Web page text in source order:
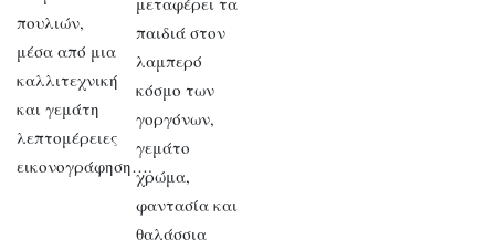
πουλιών,
μέσα από μια
καλλιτεχνική
και γεμάτη
λεπτομέρειες
εικονογράφηση….
παιδιά στον
λαμπερό
κόσμο των
γοργόνων,
γεμάτο
χρώμα,
φαντασία και
θαλάσσια